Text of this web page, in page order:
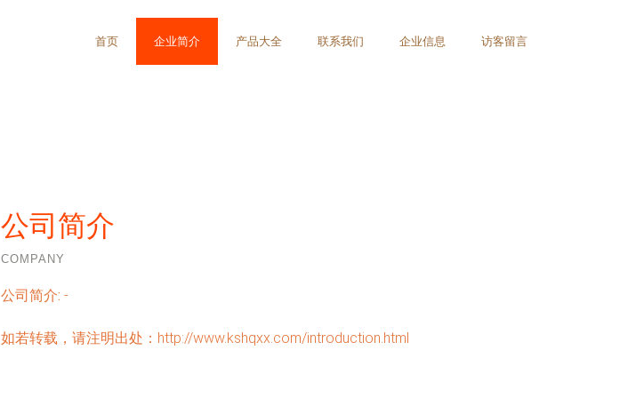
首页 企业简介 产品大全 联系我们 企业信息 访客留言
公司简介
COMPANY
公司简介: -
如若转载，请注明出处：http://www.kshqxx.com/introduction.html